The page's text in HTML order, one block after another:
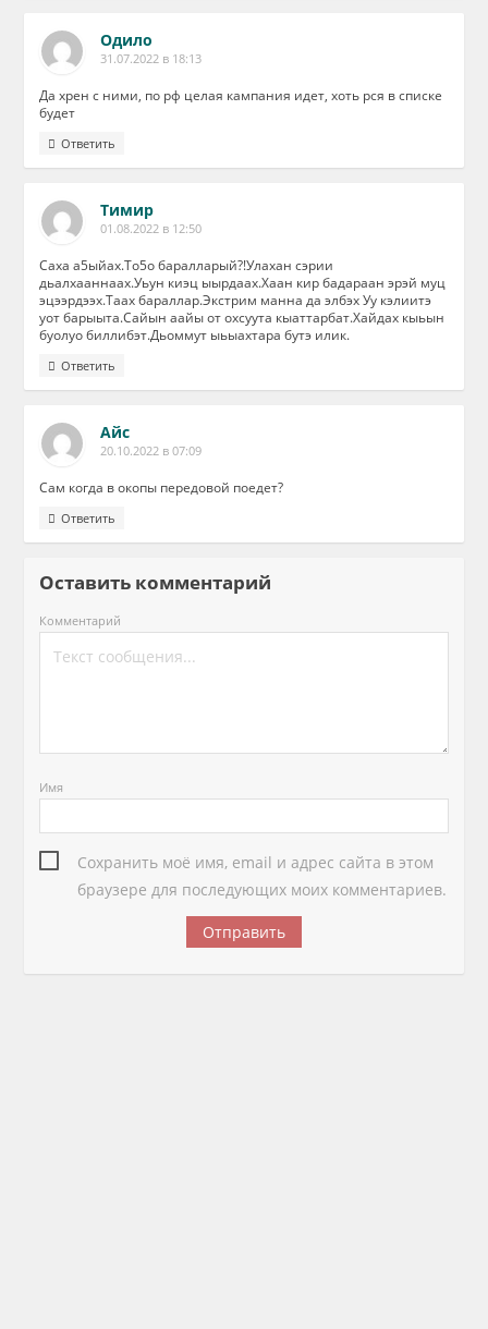
Одило
31.07.2022 в 18:13
Да хрен с ними, по рф целая кампания идет, хоть рся в списке
будет
Ответить
Тимир
01.08.2022 в 12:50
Саха а5ыйах.То5о баралларый?!Улахан сэрии
дьалхааннаах.Уьун киэц ыырдаах.Хаан кир бадараан эрэй муц
эцээрдээх.Таах бараллар.Экстрим манна да элбэх Уу кэлиитэ
уот барыыта.Сайын аайы от охсуута кыаттарбат.Хайдах кыьын
буолуо биллибэт.Дьоммут ыьыахтара бутэ илик.
Ответить
Айс
20.10.2022 в 07:09
Сам когда в окопы передовой поедет?
Ответить
Оставить комментарий
Комментарий
Имя
Сохранить моё имя, email и адрес сайта в этом
браузере для последующих моих комментариев.